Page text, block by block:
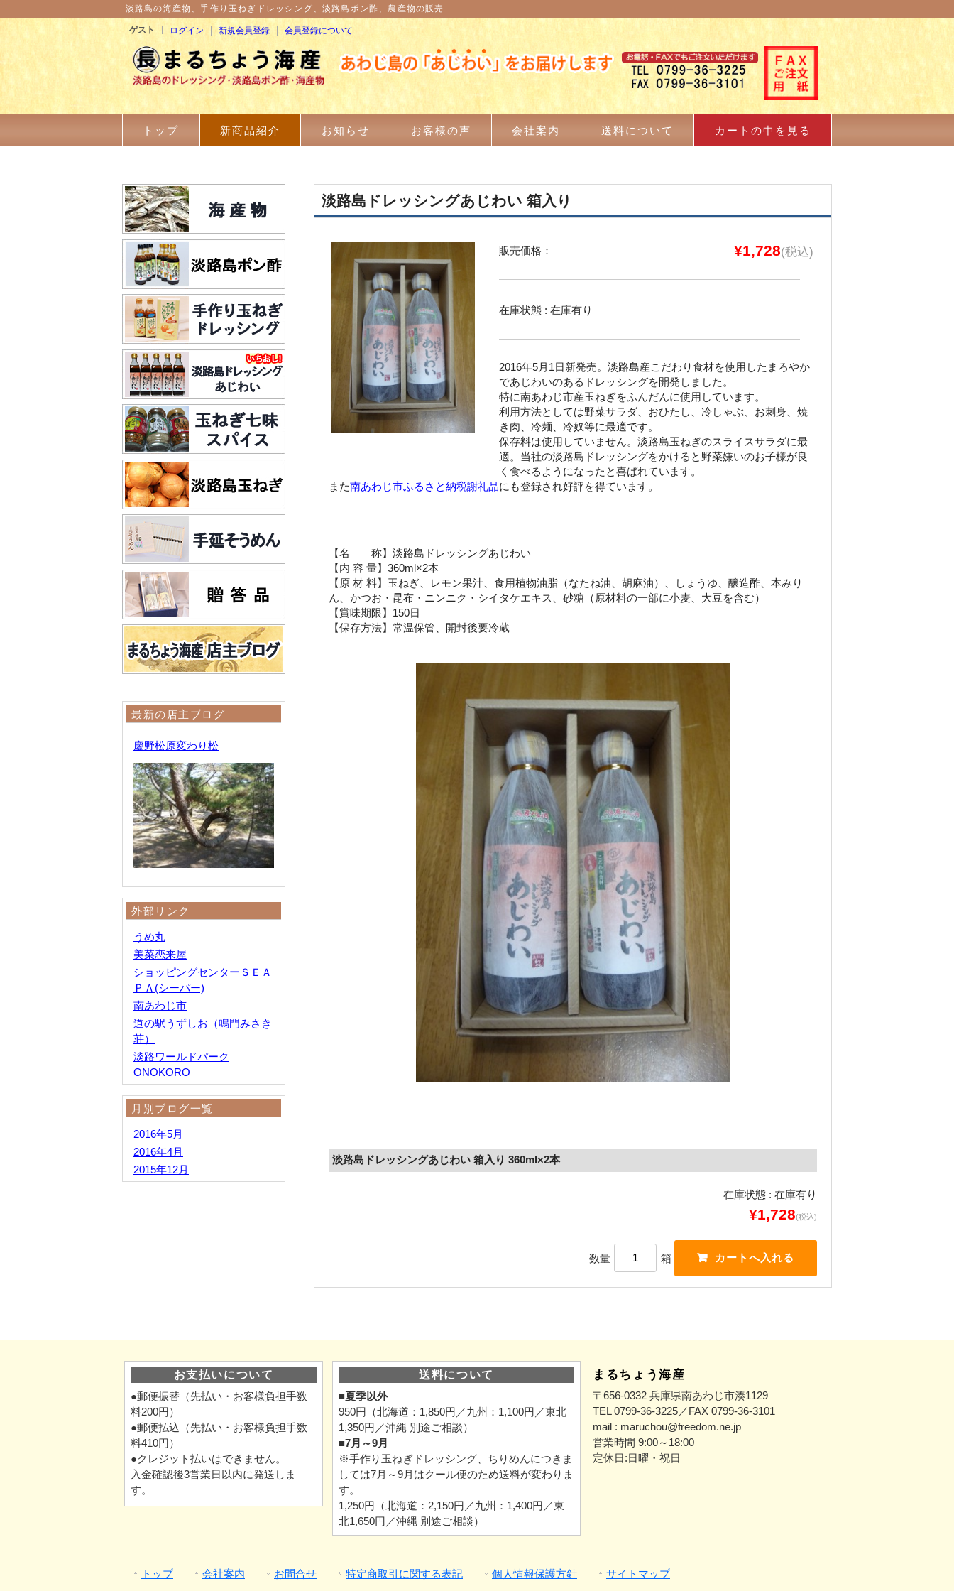
淡路島の海産物、手作り玉ねぎドレッシング、淡路島ポン酢、農産物の販売
ゲスト ログイン 新規会員登録 会員登録について
トップ 新商品紹介 お知らせ お客様の声 会社案内 送料について カートの中を見る
淡路島ドレッシングあじわい 箱入り
販売価格： ¥1,728(税込)
在庫状態 : 在庫有り
2016年5月1日新発売。淡路島産こだわり食材を使用したまろやか
であじわいのあるドレッシングを開発しました。
特に南あわじ市産玉ねぎをふんだんに使用しています。
利用方法としては野菜サラダ、おひたし、冷しゃぶ、お刺身、焼
き肉、冷麺、冷奴等に最適です。
保存料は使用していません。淡路島玉ねぎのスライスサラダに最
適。当社の淡路島ドレッシングをかけると野菜嫌いのお子様が良
く食べるようになったと喜ばれています。
また南あわじ市ふるさと納税謝礼品にも登録され好評を得ています。
【名 称】淡路島ドレッシングあじわい
【内 容 量】360ml×2本
【原 材 料】玉ねぎ、レモン果汁、食用植物油脂（なたね油、胡麻油）、しょうゆ、醸造酢、本みり
ん、かつお・昆布・ニンニク・シイタケエキス、砂糖（原材料の一部に小麦、大豆を含む）
【賞味期限】150日
【保存方法】常温保管、開封後要冷蔵
淡路島ドレッシングあじわい 箱入り 360ml×2本
在庫状態 : 在庫有り
¥1,728(税込)
数量 箱
最新の店主ブログ
慶野松原変わり松
外部リンク
うめ丸
美菜恋来屋
ショッピングセンターＳＥＡ
ＰＡ(シーパー)
南あわじ市
道の駅うずしお（鳴門みさき
荘）
淡路ワールドパーク
ONOKORO
月別ブログ一覧
2016年5月
2016年4月
2015年12月
お支払いについて
●郵便振替（先払い・お客様負担手数
料200円）
●郵便払込（先払い・お客様負担手数
料410円）
●クレジット払いはできません。
入金確認後3営業日以内に発送しま
す。
送料について
■夏季以外
950円（北海道：1,850円／九州：1,100円／東北
1,350円／沖縄 別途ご相談）
■7月～9月
※手作り玉ねぎドレッシング、ちりめんにつきま
しては7月～9月はクール便のため送料が変わりま
す。
1,250円（北海道：2,150円／九州：1,400円／東
北1,650円／沖縄 別途ご相談）
まるちょう海産
〒656-0332 兵庫県南あわじ市湊1129
TEL 0799-36-3225／FAX 0799-36-3101
mail : maruchou@freedom.ne.jp
営業時間 9:00～18:00
定休日:日曜・祝日
トップ 会社案内 お問合せ 特定商取引に関する表記 個人情報保護方針 サイトマップ